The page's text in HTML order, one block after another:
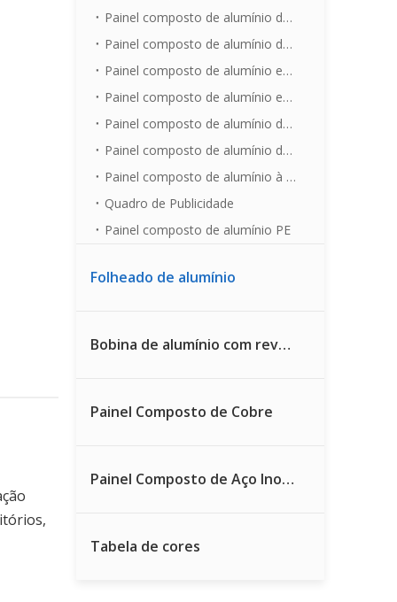
Painel composto de alumínio de cor mate
Painel composto de alumínio de cor brilhante
Painel composto de alumínio espelhado
Painel composto de alumínio escovado
Painel composto de alumínio de mármore
Painel composto de alumínio de madeira
Painel composto de alumínio à prova de fogo
Quadro de Publicidade
Painel composto de alumínio PE
Folheado de alumínio
Bobina de alumínio com revestimento colorido
Painel Composto de Cobre
Painel Composto de Aço Inoxidável
Tabela de cores